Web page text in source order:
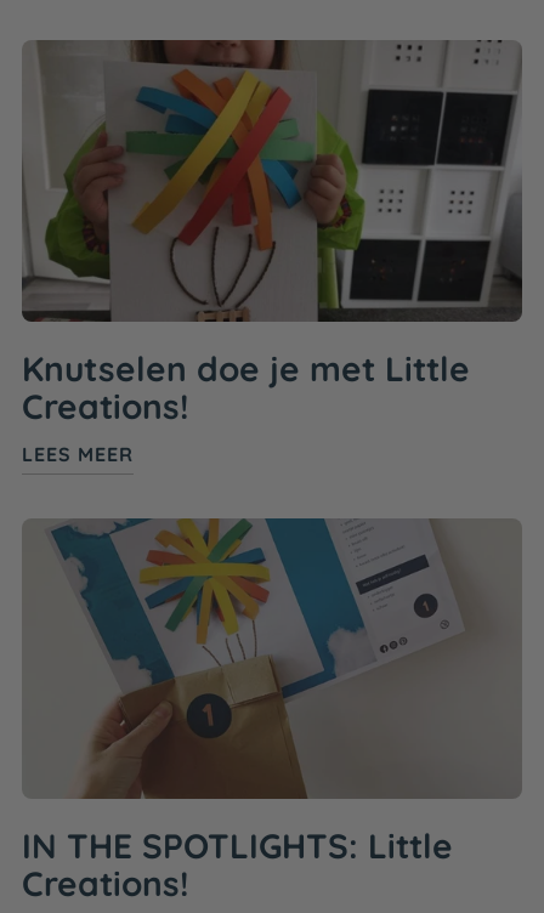
Knutselen doe je met Little
Creations!
LEES MEER
IN THE SPOTLIGHTS: Little
Creations!